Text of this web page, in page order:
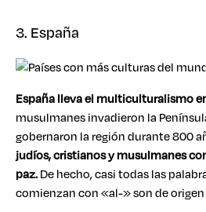
3. España
España lleva el multiculturalismo
musulmanes invadieron la
gobernaron la región durante 800
judíos, cristianos y musulmanes
paz.De hecho, casi todas las
comienzan con «al-» son de origen